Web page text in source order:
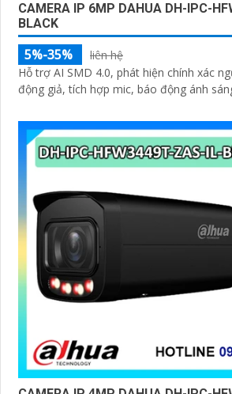
CAMERA IP 6MP DAHUA DH-IPC-
BLACK
5%-35%
liên hệ
Hỗ trợ AI SMD 4.0, phát hiện chính xác
động giả, tích hợp mic, báo động ánh